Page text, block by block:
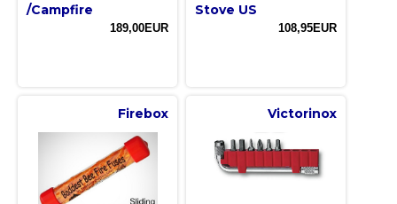
/Campfire
189,00EUR
Stove US
108,95EUR
Firebox Victorinox